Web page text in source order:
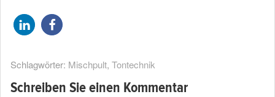
Schlagwörter: Mischpult, Tontechnik
Schreiben Sie einen Kommentar